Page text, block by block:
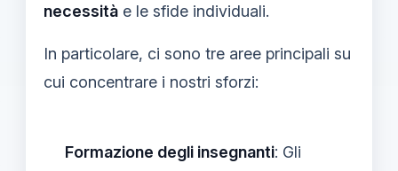
necessità e le sfide individuali.
In particolare, ci sono tre aree principali su
cui concentrare i nostri sforzi:
Formazione degli insegnanti: Gli